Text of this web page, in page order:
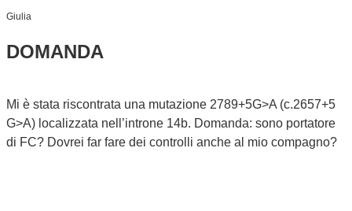
Giulia
DOMANDA
Mi è stata riscontrata una mutazione 2789+5G>A (c.2657+5
G>A) localizzata nell’introne 14b. Domanda: sono portatore
di FC? Dovrei far fare dei controlli anche al mio compagno?